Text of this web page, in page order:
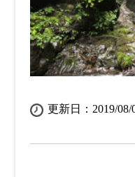
更新日：2019/08/